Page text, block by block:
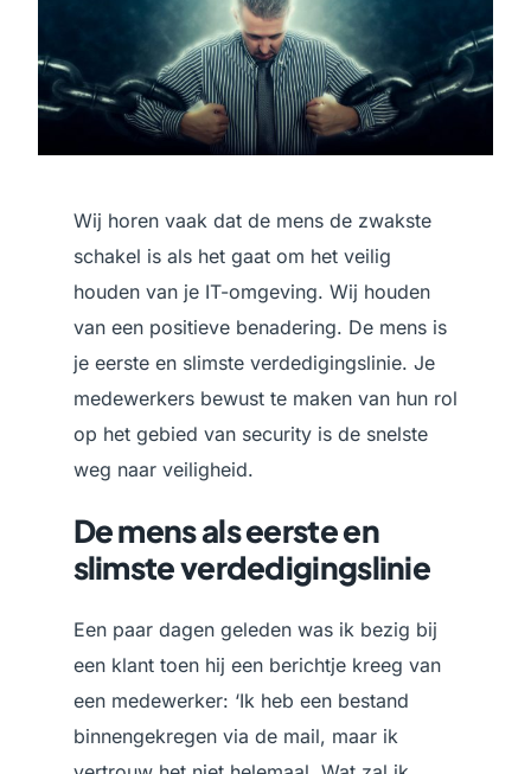
Wij horen vaak dat de mens de zwakste
schakel is als het gaat om het veilig
houden van je IT-omgeving. Wij houden
van een positieve benadering. De mens is
je eerste en slimste verdedigingslinie. Je
medewerkers bewust te maken van hun rol
op het gebied van security is de snelste
weg naar veiligheid.
De mens als eerste en
slimste verdedigingslinie
Een paar dagen geleden was ik bezig bij
een klant toen hij een berichtje kreeg van
een medewerker: ‘Ik heb een bestand
binnengekregen via de mail, maar ik